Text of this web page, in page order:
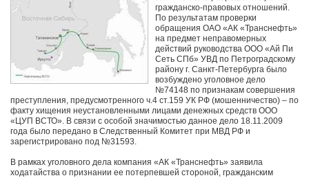
гражданско-правовых отношений.
По результатам проверки
обращения ОАО «АК «Транснефть»
на предмет неправомерных
действий руководства ООО «Ай Пи
Сеть СПб» УВД по Петроградскому
району г. Санкт-Петербурга было
возбуждено уголовное дело
№74148 по признакам совершения
преступления, предусмотренного ч.4 ст.159 УК РФ (мошенничество) – по
факту хищения неустановленными лицами денежных средств ООО
«ЦУП ВСТО». В связи с особой значимостью данное дело 18.11.2009
года было передано в Следственный Комитет при МВД РФ и
зарегистрировано под №31593.
В рамках уголовного дела компания «АК «Транснефть» заявила
ходатайства о признании ее потерпевшей стороной, гражданским